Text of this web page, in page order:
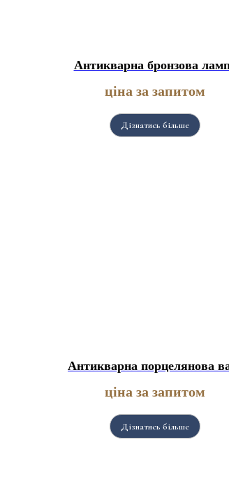
Антикварна бронзова
ціна за запитом
Дізнатись більше
Антикварна порцелянова
ціна за запитом
Дізнатись більше